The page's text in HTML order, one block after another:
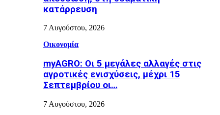
κατάρρευση
7 Αυγούστου, 2026
Οικονομία
myAGRO: Οι 5 μεγάλες αλλαγές στις
αγροτικές ενισχύσεις, μέχρι 15
Σεπτεμβρίου οι…
7 Αυγούστου, 2026